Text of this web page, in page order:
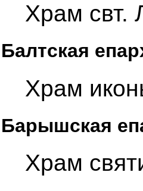
Храм свт.
Балтская
Храм
Барышская
Храм